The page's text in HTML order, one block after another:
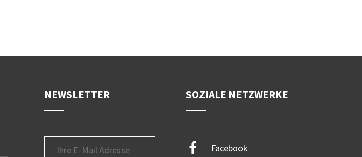
NEWSLETTER SOZIALE NETZWERKE
Facebook